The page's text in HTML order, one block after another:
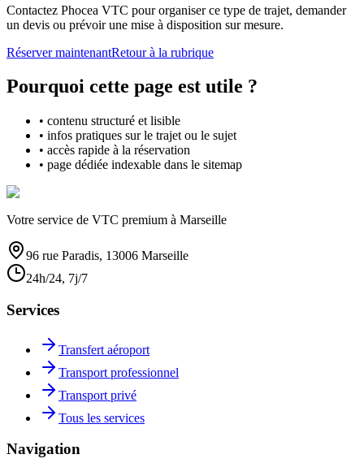
Contactez Phocea VTC pour organiser ce type de trajet, demander
un devis ou prévoir une mise à disposition sur mesure.
Réserver maintenantRetour à la rubrique
Pourquoi cette page est utile ?
• contenu structuré et lisible
• infos pratiques sur le trajet ou le sujet
• accès rapide à la réservation
• page dédiée indexable dans le sitemap
Votre service de VTC premium à Marseille
96 rue Paradis, 13006 Marseille
24h/24, 7j/7
Services
Transfert aéroport
Transport professionnel
Transport privé
Tous les services
Navigation